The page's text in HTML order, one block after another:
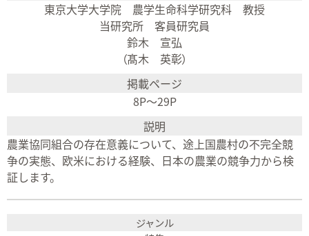
東京大学大学院 農学生命科学研究科 教授
当研究所 客員研究員
鈴木 宣弘
（髙木 英彰）
8P～29P
農業協同組合の存在意義について、途上国農村の不完全競
争の実態、欧米における経験、日本の農業の競争力から検
証します。